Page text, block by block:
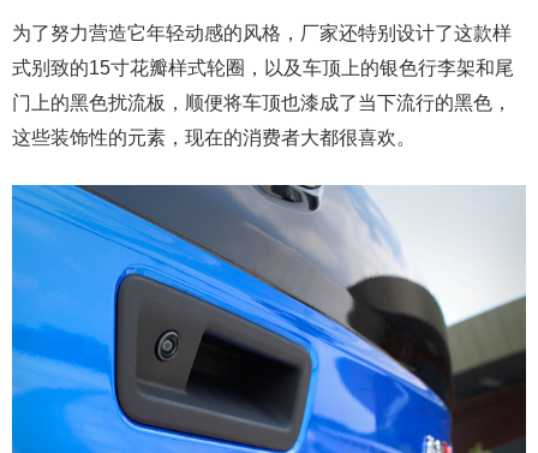
为了努力营造它年轻动感的风格，厂家还特别设计了这款样
式别致的15寸花瓣样式轮圈，以及车顶上的银色行李架和尾
门上的黑色扰流板，顺便将车顶也漆成了当下流行的黑色，
这些装饰性的元素，现在的消费者大都很喜欢。